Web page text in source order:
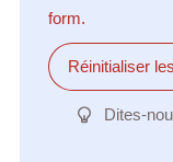
form.
Réinitialiser
Dites-